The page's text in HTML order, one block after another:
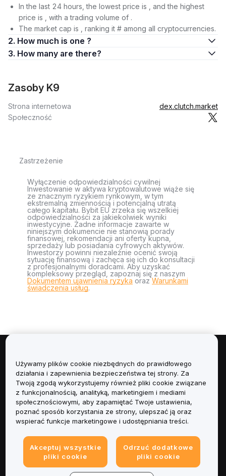
In the last 24 hours, the lowest price is , and the highest
price is , with a trading volume of .
The market cap is , ranking it # among all cryptocurrencies.
2. How much is one ?
3. How many are there?
Zasoby K9
Strona internetowa
dex.clutch.market
Społeczność
Zastrzeżenie
Wyłączenie odpowiedzialności cywilnej
Inwestowanie w aktywa kryptowalutowe wiąże się
ze znacznym ryzykiem rynkowym, w tym
ekstremalną zmiennością i potencjalną utratą
całego kapitału. Bybit EU zrzeka się wszelkiej
odpowiedzialności za jakiekolwiek wyniki
inwestycyjne. Żadne informacje zawarte w
niniejszym dokumencie nie stanowią porady
finansowej, rekomendacji ani oferty kupna,
sprzedaży lub posiadania cyfrowych aktywów.
Inwestorzy powinni niezależnie ocenić swoją
sytuację finansową i zachęca się ich do konsultacji
z profesjonalnymi doradcami. Aby uzyskać
kompleksowy przegląd, zapoznaj się z naszym
Dokumentem ujawnienia ryzyka orazWarunkami
świadczenia usług.
Informacje
Usługi
Obsługa Klienta
Informacje prawne
Używamy plików cookie niezbędnych do prawidłowego
działania i zapewnienia bezpieczeństwa tej strony. Za
Twoją zgodą wykorzystujemy również pliki cookie związane
z funkcjonalnością, analityką, marketingiem i mediami
społecznościowymi, aby zapamiętać Twoje ustawienia,
poznać sposób korzystania ze strony, ulepszać ją oraz
wspierać funkcje marketingowe i udostępniania treści.
Akceptuj wszystkie
pliki cookie
Odrzuć dodatkowe
pliki cookie